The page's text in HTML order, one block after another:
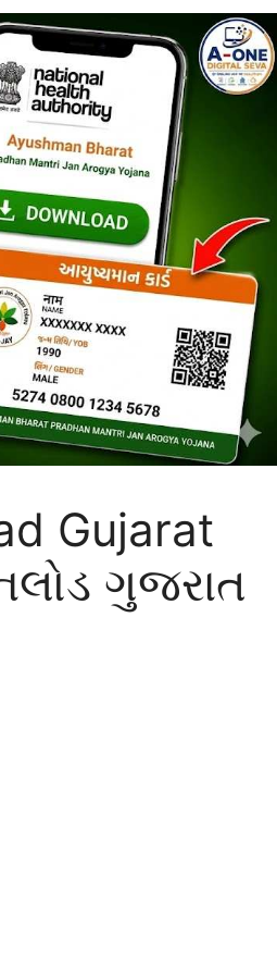
Gujarat
ગુજરાત